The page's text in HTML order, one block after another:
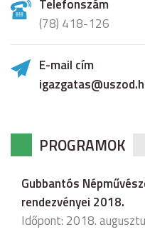
Telefonszám
(78) 418-126
E-mail cím
PROGRAMOK
Gubbantós
rendezvényei 2018.
Időpont: 2018.